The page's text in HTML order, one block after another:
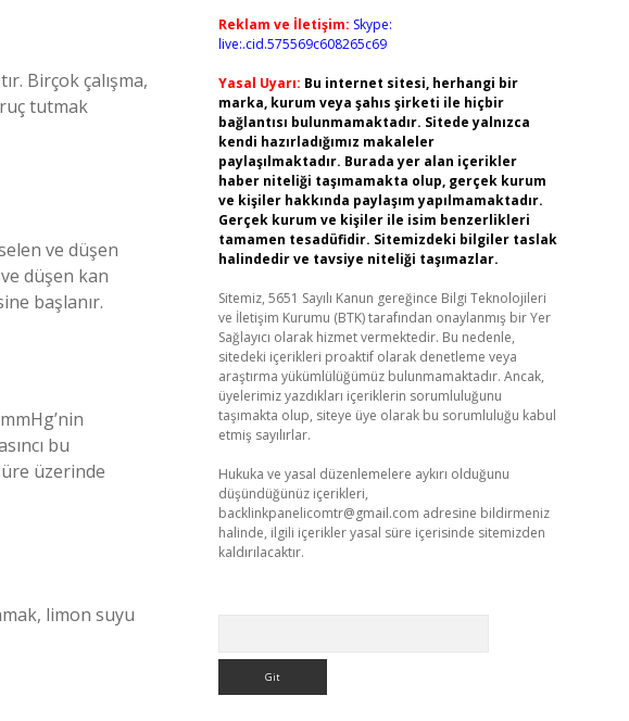
Birçok çalışma,
tutmak
ve düşen
düşen kan
başlanır.
bu
üzerinde
limon suyu
Reklam ve İletişim: Skype:
live:.cid.575569c608265c69
Yasal Uyarı: Bu internet sitesi, herhangi bir
marka, kurum veya şahıs şirketi ile hiçbir
bağlantısı bulunmamaktadır. Sitede yalnızca
kendi hazırladığımız makaleler
paylaşılmaktadır. Burada yer alan içerikler
haber niteliği taşımamakta olup, gerçek kurum
ve kişiler hakkında paylaşım yapılmamaktadır.
Gerçek kurum ve kişiler ile isim benzerlikleri
tamamen tesadüfidir. Sitemizdeki bilgiler taslak
halindedir ve tavsiye niteliği taşımazlar.
Sitemiz, 5651 Sayılı Kanun gereğince Bilgi Teknolojileri
ve İletişim Kurumu (BTK) tarafından onaylanmış bir Yer
Sağlayıcı olarak hizmet vermektedir. Bu nedenle,
sitedeki içerikleri proaktif olarak denetleme veya
araştırma yükümlülüğümüz bulunmamaktadır. Ancak,
üyelerimiz yazdıkları içeriklerin sorumluluğunu
taşımakta olup, siteye üye olarak bu sorumluluğu kabul
etmiş sayılırlar.
Hukuka ve yasal düzenlemelere aykırı olduğunu
düşündüğünüz içerikleri,
backlinkpanelicomtr@gmail.com adresine bildirmeniz
halinde, ilgili içerikler yasal süre içerisinde sitemizden
kaldırılacaktır.